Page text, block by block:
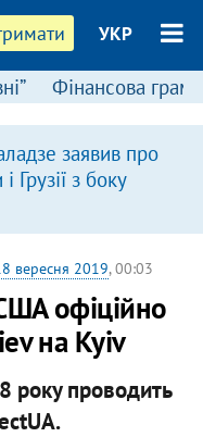
УКР
Фінансова
заявив про
Грузії з боку
вересня 2019, 00:03
офіційно
на Kyiv
року проводить